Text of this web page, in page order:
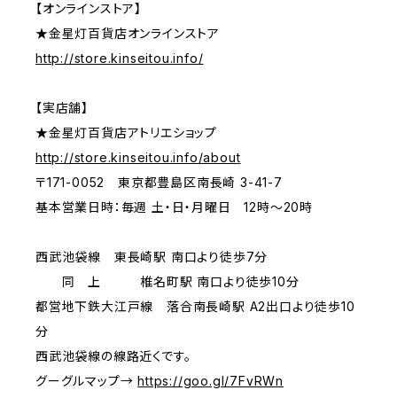
【オンラインストア】
★金星灯百貨店オンラインストア
http://store.kinseitou.info/
【実店舗】
★金星灯百貨店アトリエショップ
http://store.kinseitou.info/about
〒171-0052 東京都豊島区南長崎 3-41-7
基本営業日時：毎週 土・日・月曜日 12時～20時
西武池袋線 東長崎駅 南口より徒歩7分
同 上 椎名町駅 南口より徒歩10分
都営地下鉄大江戸線 落合南長崎駅 A2出口より徒歩10
分
西武池袋線の線路近くです。
グーグルマップ→https://goo.gl/7FvRWn